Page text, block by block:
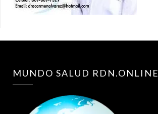
MUNDO SALUD RDN.ONLINE